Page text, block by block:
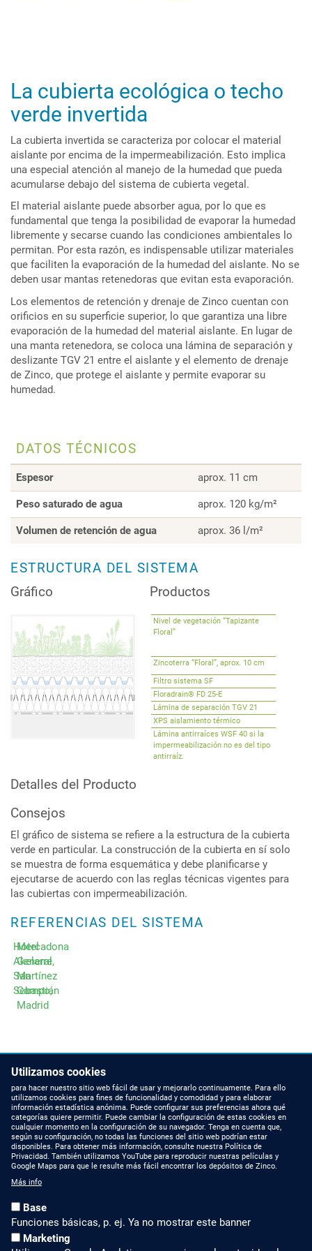
La cubierta ecológica o techo
verde invertida
La cubierta invertida se caracteriza por colocar el material
aislante por encima de la impermeabilización. Esto implica
una especial atención al manejo de la humedad que pueda
acumularse debajo del sistema de cubierta vegetal.
El material aislante puede absorber agua, por lo que es
fundamental que tenga la posibilidad de evaporar la humedad
libremente y secarse cuando las condiciones ambientales lo
permitan. Por esta razón, es indispensable utilizar materiales
que faciliten la evaporación de la humedad del aislante. No se
deben usar mantas retenedoras que evitan esta evaporación.
Los elementos de retención y drenaje de Zinco cuentan con
orificios en su superficie superior, lo que garantiza una libre
evaporación de la humedad del material aislante. En lugar de
una manta retenedora, se coloca una lámina de separación y
deslizante TGV 21 entre el aislante y el elemento de drenaje
de Zinco, que protege el aislante y permite evaporar su
humedad.
DATOS TÉCNICOS
Espesor aprox. 11 cm
Peso saturado de agua aprox. 120 kg/m²
Volumen de retención de agua aprox. 36 l/m²
ESTRUCTURA DEL SISTEMA
Gráfico
Productos
Nivel de vegetación “Tapizante
Floral”
Zincoterra “Floral”, aprox. 10 cm
Filtro sistema SF
Floradrain® FD 25-E
Lámina de separación TGV 21
XPS aislamiento térmico
Lámina antirraíces WSF 40 si la
impermeabilización no es del tipo
antirraíz.
Detalles del Producto
Consejos
El gráfico de sistema se refiere a la estructura de la cubierta
verde en particular. La construcción de la cubierta en sí solo
se muestra de forma esquemática y debe planificarse y
ejecutarse de acuerdo con las reglas técnicas vigentes para
las cubiertas con impermeabilización.
REFERENCIAS DEL SISTEMA
Hotel
Akelarre,
San
Sebastián
Mercadona
General
Martínez
Campo,
Madrid
EJEMPLOS DE PLANTAS
NOVEDADES
Blog
LinkedIn
Instagram
CONTACTAR CON
NOSOTROS
Contáctenos
contacto@zinco-
Utilizamos cookies
para hacer nuestro sitio web fácil de usar y mejorarlo continuamente. Para ello
utilizamos cookies para fines de funcionalidad y comodidad y para elaborar
información estadística anónima. Puede configurar sus preferencias ahora qué
categorías quiere permitir. Puede cambiar la configuración de estas cookies en
cualquier momento en la configuración de su navegador. Tenga en cuenta que,
según su configuración, no todas las funciones del sitio web podrían estar
disponibles. Para obtener más información, consulte nuestra Política de
Privacidad. También utilizamos YouTube para reproducir nuestras películas y
Google Maps para que le resulte más fácil encontrar los depósitos de Zinco.
Más info
Base
Funciones básicas, p. ej. Ya no mostrar este banner
Marketing